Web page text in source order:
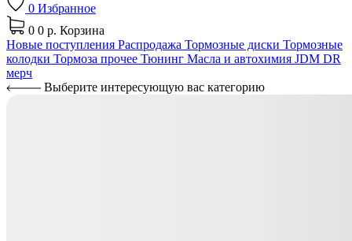
0 Избранное
0 0 р. Корзина
Новые поступления Распродажа Тормозные диски Тормозные
колодки Тормоза прочее Тюнинг Масла и автохимия JDM DR
мерч
Выберите интересующую вас категорию